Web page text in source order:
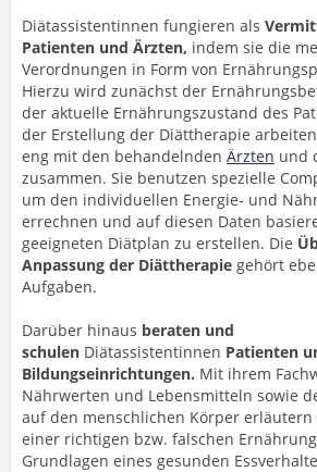
Diätassistentinnen fungieren als
Patienten und Ärzten, indem sie die
Verordnungen in Form von
Hierzu wird zunächst der
der aktuelle Ernährungszustand des
der Erstellung der Diättherapie
eng mit den behandelnden Ärzten und
zusammen. Sie benutzen spezielle
um den individuellen Energie- und
errechnen und auf diesen Daten
geeigneten Diätplan zu erstellen. Die
Anpassung der Diättherapie gehört
Aufgaben.
Darüber hinaus beraten und
schulen Diätassistentinnen Patienten
Bildungseinrichtungen. Mit ihrem
Nährwerten und Lebensmitteln sowie
auf den menschlichen Körper
einer richtigen bzw. falschen
Grundlagen eines gesunden